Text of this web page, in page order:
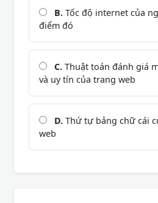
B. Tốc độ internet của
điểm đó
C. Thuật toán đánh giá
và uy tín của trang web
D. Thứ tự bảng chữ cái
web